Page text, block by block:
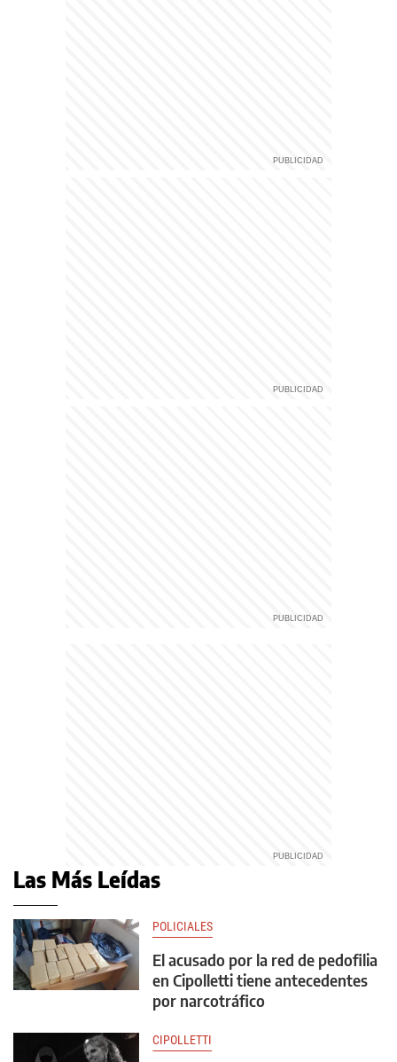
Las Más Leídas
POLICIALES
El acusado por la red de pedofilia
en Cipolletti tiene antecedentes
por narcotráfico
CIPOLLETTI